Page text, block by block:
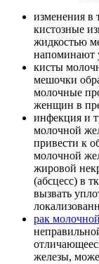
изменения в
кистозные
жидкостью
напоминают
кисты
мешочки
молочные
женщин в
инфекция и
молочной
привести к
молочной
жировой
(абсцесс) в
вызвать
рак
железы,